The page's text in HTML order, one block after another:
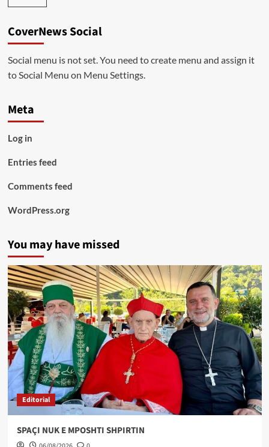
CoverNews Social
Social menu is not set. You need to create menu and assign it
to Social Menu on Menu Settings.
Meta
Log in
Entries feed
Comments feed
WordPress.org
You may have missed
Editorial
SPAÇI NUK E MPOSHTI SHPIRTIN